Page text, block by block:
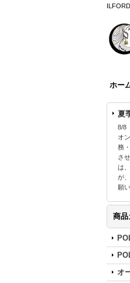
ホー
夏
8/8
オ
務
さ
は
が
願
商品
オ